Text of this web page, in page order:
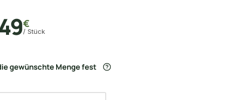
€
/ Stück
gewünschte Menge fest